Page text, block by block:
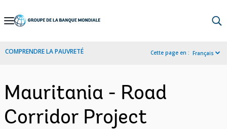
Skip
Navigation
COMPRENDRE LA PAUVRETÉ Cette page en : Français
Mauritania - Road
Corridor Project